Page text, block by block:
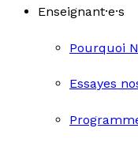
Enseignant·e·s
Pourquoi
Essayes